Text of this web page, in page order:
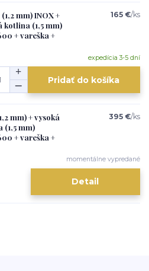
mm) INOX +
kotlina (1,5 mm)
+ vareška +
165 €/ks
expedícia 3-5 dní
Pridať do košíka
mm) + vysoká
mm)
+ vareška +
395 €/ks
momentálne vypredané
Detail